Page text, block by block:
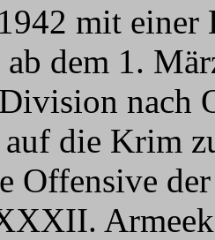
mit einer
dem 1.
nach
auf die Krim
Offensive